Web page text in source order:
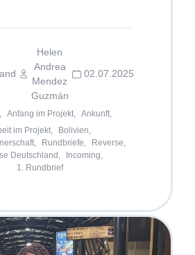
Helen
Andrea
Mendez
Guzmán
02.07.2025
Anfang im Projekt,
Ankunft,
im Projekt,
Bolivien,
Rundbriefe,
Reverse,
Deutschland,
Incoming,
1. Rundbrief